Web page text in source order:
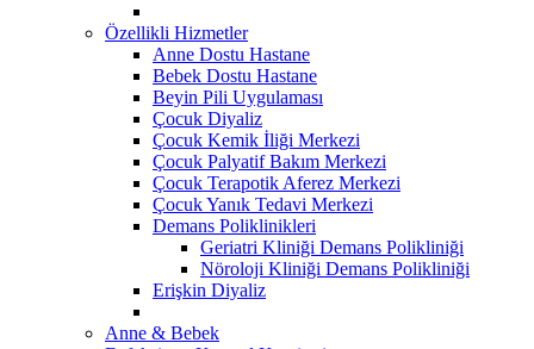
Özellikli Hizmetler
Anne Dostu Hastane
Bebek Dostu Hastane
Beyin Pili Uygulaması
Çocuk Diyaliz
Çocuk Kemik İliği Merkezi
Çocuk Palyatif Bakım Merkezi
Çocuk Terapotik Aferez Merkezi
Çocuk Yanık Tedavi Merkezi
Demans Poliklinikleri
Geriatri Kliniği Demans Polikliniği
Nöroloji Kliniği Demans Polikliniği
Erişkin Diyaliz
Anne & Bebek